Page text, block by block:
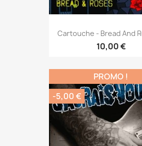
Cartouche - Bread And
10,00 €
PROMO !
-5,00 €